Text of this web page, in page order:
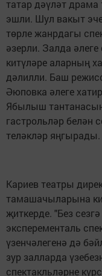
татар дәүләт
эшли. Шул вакыт
төрле жанрдагы
әзерли. Залда әлеге
китүләре аларның
дәлилли. Баш
Әюповка әлеге
Ябылыш
гастрольләр белән
теләкләр яңгырады.
Кариев театры
тамашачыларына
җиткерде. "Без
эксперементаль
үзенчәлегенә дә
зур залларда
спектакльләрне